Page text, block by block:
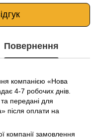
Повернення
компанією «Нова
4-7 робочих днів.
передані для
після оплати на
компанії замовлення